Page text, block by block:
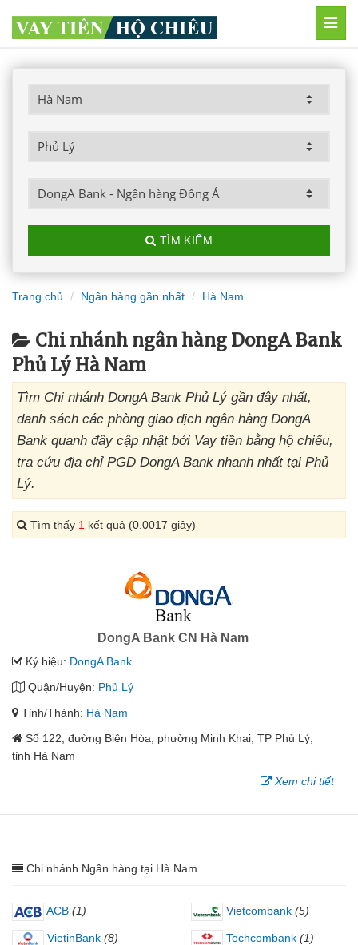
TÌM KIẾM
Trang chủ Ngân hàng gần nhất Hà Nam
Chi nhánh ngân hàng DongA Bank
Phủ Lý Hà Nam
Tìm Chi nhánh DongA Bank Phủ Lý gần đây nhất,
danh sách các phòng giao dịch ngân hàng DongA
Bank quanh đây cập nhật bởi Vay tiền bằng hộ chiếu,
tra cứu địa chỉ PGD DongA Bank nhanh nhất tại Phủ
Lý.
Tìm thấy 1 kết quả (0.0017 giây)
DongA Bank CN Hà Nam
Ký hiệu: DongA Bank
Quận/Huyện: Phủ Lý
Tỉnh/Thành: Hà Nam
Số 122, đường Biên Hòa, phường Minh Khai, TP Phủ Lý,
tỉnh Hà Nam
Xem chi tiết
Chi nhánh Ngân hàng tại Hà Nam
ACB (1) Vietcombank (5)
VietinBank (8) Techcombank (1)